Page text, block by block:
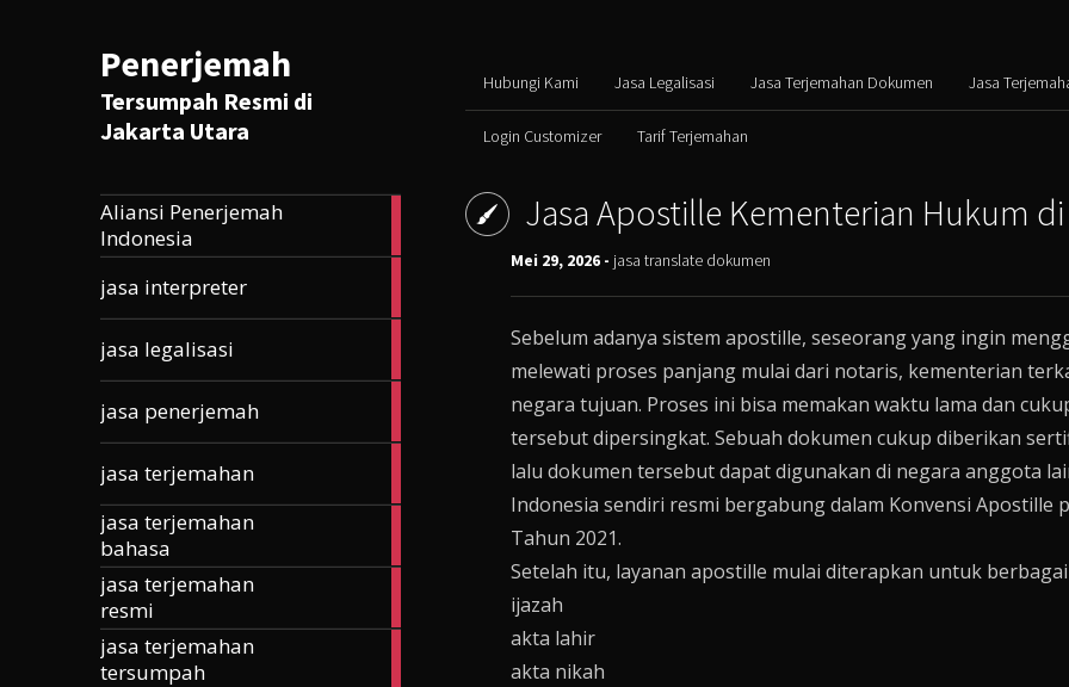
Penerjemah
Tersumpah Resmi di
Jakarta Utara
Aliansi Penerjemah
Indonesia
jasa interpreter
jasa legalisasi
jasa penerjemah
jasa terjemahan
jasa terjemahan
bahasa
jasa terjemahan
resmi
jasa terjemahan
tersumpah
Hubungi Kami Jasa Legalisasi Jasa Terjemahan Dokumen Jasa
Login Customizer Tarif Terjemahan
Jasa Apostille Kementerian Hukum
Mei 29, 2026 - jasa translate dokumen
Sebelum adanya sistem apostille, seseorang yang ingin
melewati proses panjang mulai dari notaris, kementerian
negara tujuan. Proses ini bisa memakan waktu lama dan
tersebut dipersingkat. Sebuah dokumen cukup diberikan
lalu dokumen tersebut dapat digunakan di negara anggota
Indonesia sendiri resmi bergabung dalam Konvensi Apostille
Tahun 2021.
Setelah itu, layanan apostille mulai diterapkan untuk
ijazah
akta lahir
akta nikah